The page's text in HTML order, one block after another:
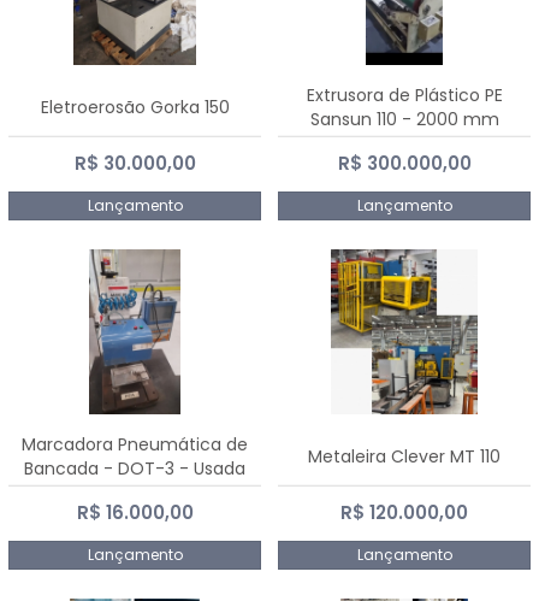
Eletroerosão Gorka 150
R$ 30.000,00
Lançamento
Extrusora de Plástico PE
Sansun 110 - 2000 mm
R$ 300.000,00
Lançamento
Marcadora Pneumática de
Bancada - DOT-3 - Usada
R$ 16.000,00
Lançamento
Metaleira Clever MT 110
R$ 120.000,00
Lançamento